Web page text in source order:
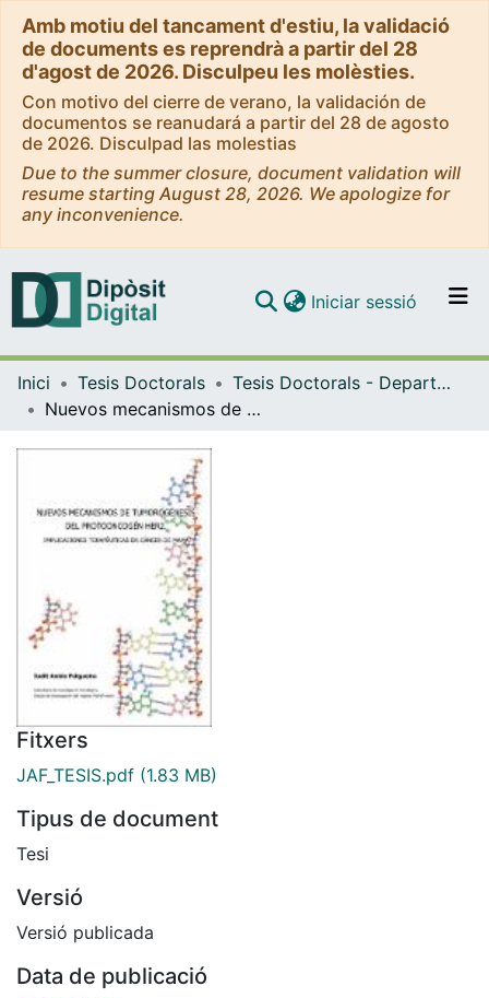
Amb motiu del tancament d'estiu, la validació
de documents es reprendrà a partir del 28
d'agost de 2026. Disculpeu les molèsties.
Con motivo del cierre de verano, la validación de
documentos se reanudará a partir del 28 de agosto
de 2026. Disculpad las molestias
Due to the summer closure, document validation will
resume starting August 28, 2026. We apologize for
any inconvenience.
Navega per tot el DD
Iniciar sessió (current)
Inici Tesis Doctorals
Tesis Doctorals - Departament - Genètica
Nuevos mecanismos de tumorgènesis del protooncogén HER2. Implicaciones terapéuticas en cáncer de mama
Fitxers
JAF_TESIS.pdf (1.83 MB)
Tipus de document
Tesi
Versió
Versió publicada
Data de publicació